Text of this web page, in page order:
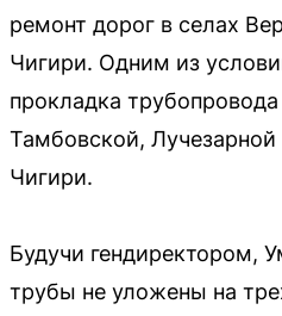
ремонт дорог в селах
Чигири. Одним из
прокладка
Тамбовской,
Чигири.
Будучи гендиректором,
трубы не уложены на